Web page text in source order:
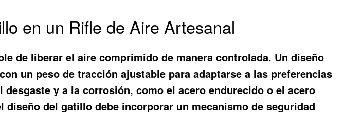
en un Rifle de Aire Artesanal
de liberar el aire comprimido de manera controlada. Un diseño
un peso de tracción ajustable para adaptarse a las preferencias
y a la corrosión, como el acero endurecido o el acero
del gatillo debe incorporar un mecanismo de seguridad